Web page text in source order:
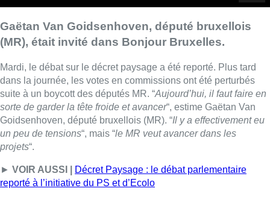
►VOIR AUSSI | Décret Paysage : le débat parlementaire
reporté à l’initiative du PS et d’Ecolo
Si une majorité alternative se forme pour le décret paysage, “
Goidsenhoven, il faut maintenir le décret. “Les craintes
exprimées par la FEF sont hors de propos.” Il poursuit : “Ce
n’est pas parce qu’il y a une pression pré-électorale qu’il faut
tout modifier“.
► VOIR AUSSI | Les votes en commissions du Parlement de
la Fédération Wallonie-Bruxelles perturbés par le boycott des
Cette discorde marque-t-elle la fin de la majorité PS-Ecolo-MR